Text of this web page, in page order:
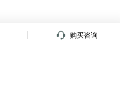
购买咨询